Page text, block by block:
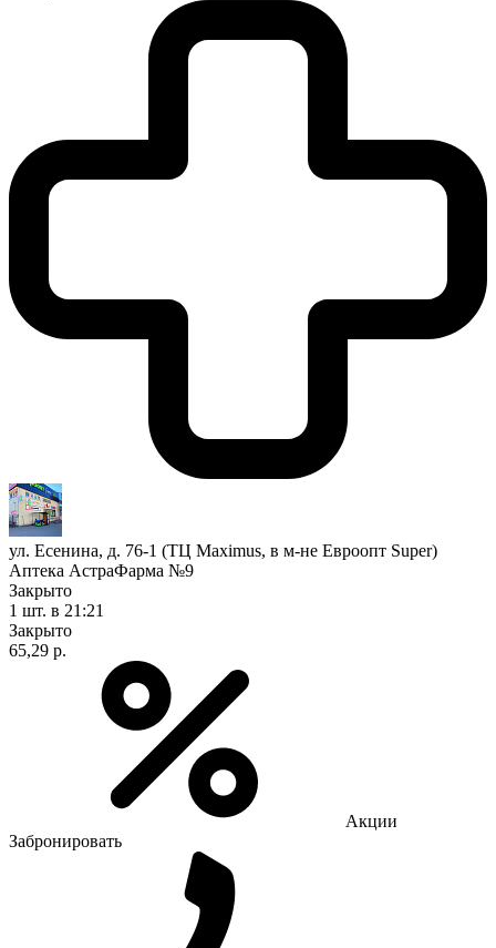
ул. Есенина, д. 76-1 (ТЦ Maximus, в м-не Евроопт Super)
Аптека АстраФарма №9
Закрыто
1 шт. в 21:21
Закрыто
65,29 р.
Акции
Забронировать